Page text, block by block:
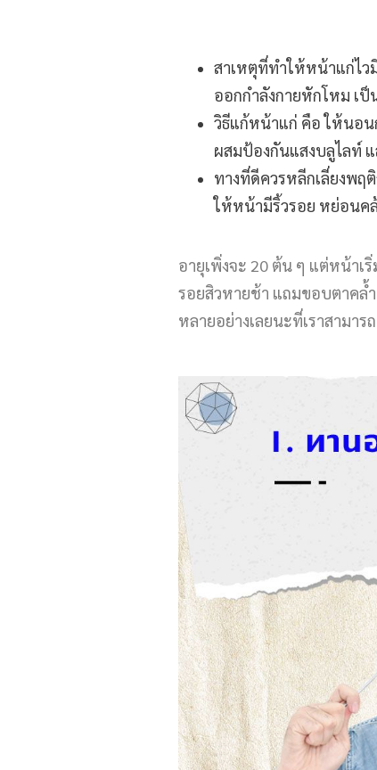
สาเหตุที่ทำให้หน้าแก่ไว
ออกกำลังกายหักโหม เ
วิธีแก้หน้าแก่ คือ ให้นอ
ผสมป้องกันแสงบลูไลท์
ทางที่ดีควรหลีกเลี่ยงพฤ
ให้หน้ามีริ้วรอย หย่อนค
อายุเพิ่งจะ 20 ต้น ๆ แต่หน้าเ
รอยสิวหายช้า แถมขอบตาคล้
หลายอย่างเลยนะที่เราสามา